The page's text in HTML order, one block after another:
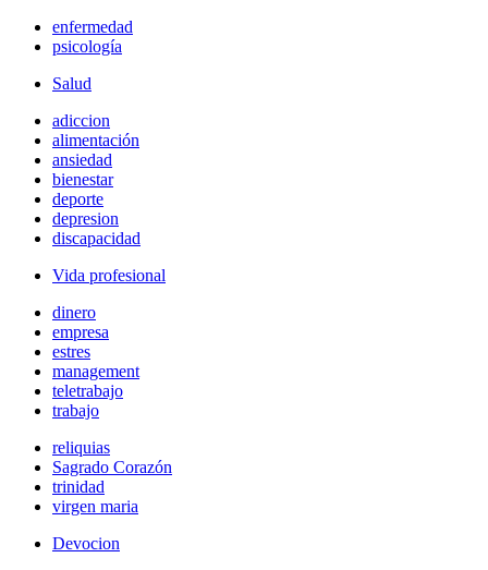
enfermedad
psicología
Salud
adiccion
alimentación
ansiedad
bienestar
deporte
depresion
discapacidad
Vida profesional
dinero
empresa
estres
management
teletrabajo
trabajo
reliquias
Sagrado Corazón
trinidad
virgen maria
Devocion